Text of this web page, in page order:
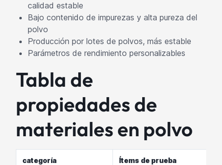
calidad estable
Bajo contenido de impurezas y alta pureza del
polvo
Producción por lotes de polvos, más estable
Parámetros de rendimiento personalizables
Tabla de
propiedades de
materiales en polvo
categoría Ítems de prueba